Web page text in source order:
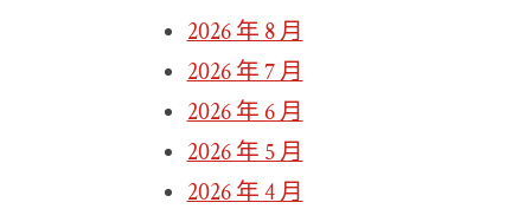
2026 年 8 月
2026 年 7 月
2026 年 6 月
2026 年 5 月
2026 年 4 月